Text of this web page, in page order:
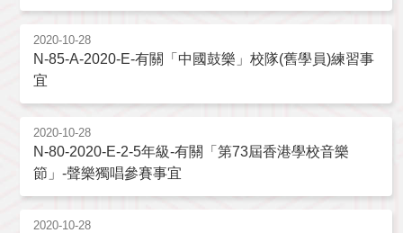
2020-10-28
N-85-A-2020-E-有關「中國鼓樂」校隊(舊學員)練習事
宜
2020-10-28
N-80-2020-E-2-5年級-有關「第73屆香港學校音樂
節」-聲樂獨唱參賽事宜
2020-10-28